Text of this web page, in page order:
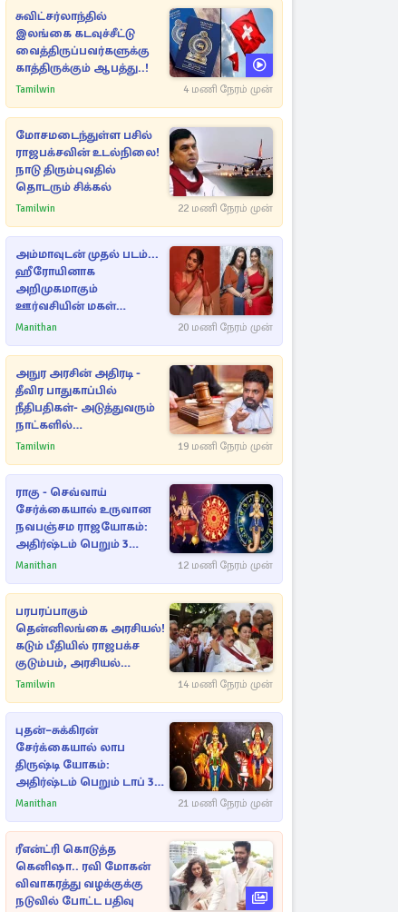
சுவிட்சர்லாந்தில்
இலங்கை கடவுச்சீட்டு
வைத்திருப்பவர்களுக்கு
காத்திருக்கும் ஆபத்து..!
Tamilwin 4 மணி நேரம் முன்
மோசமடைந்துள்ள பசில்
ராஜபக்சவின் உடல்நிலை!
நாடு திரும்புவதில்
தொடரும் சிக்கல்
Tamilwin 22 மணி நேரம் முன்
அம்மாவுடன் முதல் படம்...
ஹீரோயினாக
அறிமுகமாகும்
ஊர்வசியின் மகள்
தேஜலட்சுமி!
Manithan 20 மணி நேரம் முன்
அநுர அரசின் அதிரடி -
தீவிர பாதுகாப்பில்
நீதிபதிகள்- அடுத்துவரும்
நாட்களில்
அம்பலமாகவுள்ள ரகசியம்
Tamilwin 19 மணி நேரம் முன்
ராகு - செவ்வாய்
சேர்க்கையால் உருவான
நவபஞ்சம ராஜயோகம்:
அதிர்ஷ்டம் பெறும் 3
ராசிகள்!
Manithan 12 மணி நேரம் முன்
பரபரப்பாகும்
தென்னிலங்கை அரசியல்!
கடும் பீதியில் ராஜபக்ச
குடும்பம், அரசியல்
நட்புகள்
Tamilwin 14 மணி நேரம் முன்
புதன்–சுக்கிரன்
சேர்க்கையால் லாப
திருஷ்டி யோகம்:
அதிர்ஷ்டம் பெறும் டாப் 3
ராசிகள்!
Manithan 21 மணி நேரம் முன்
ரீஎன்ட்ரி கொடுத்த
கெனிஷா.. ரவி மோகன்
விவாகரத்து வழக்குக்கு
நடுவில் போட்ட பதிவு